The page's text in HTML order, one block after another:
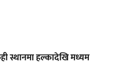
स्थानमा हल्कादेखि मध्यम